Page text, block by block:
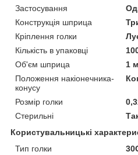
Застосування
Конструкція шприца
Кріплення голки
Кількість в упаковці
Об'єм шприца
1
Положення накіонечника-
конусу
Розмір голки
Стерильні
Користувальницькі
Тип голки